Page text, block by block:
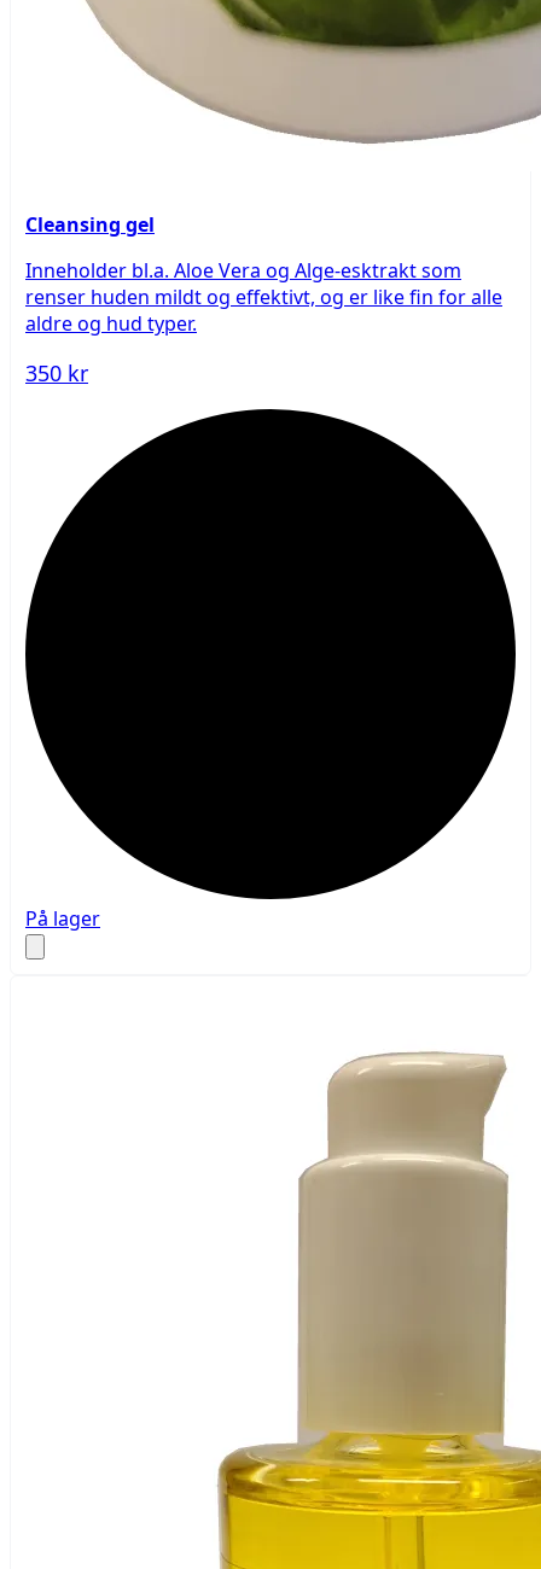
Cleansing gel
Inneholder bl.a. Aloe Vera og Alge-esktrakt som
renser huden mildt og effektivt, og er like fin for alle
aldre og hud typer.
350 kr
På lager